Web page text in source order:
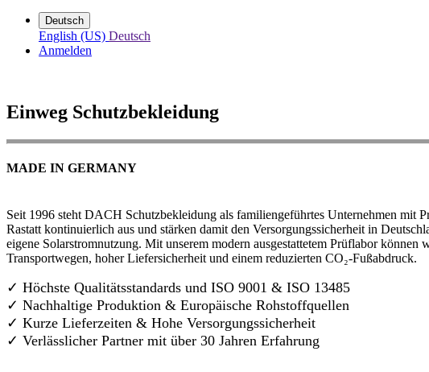
Deutsch
English (US) Deutsch
Anmelden
Einweg Schutzbekleidung
MADE IN GERMANY
Seit 1996 steht DACH Schutzbekleidung als familiengeführtes Unternehmen mit
Rastatt kontinuierlich aus und stärken damit den Versorgungssicherheit in
eigene Solarstromnutzung. Mit unserem modern ausgestattetem Prüflabor
Transportwegen, hoher Liefersicherheit und einem reduzierten CO₂-Fußabdruck.
✓ Höchste Qualitätsstandards und ISO 9001 & ISO 13485
✓ Nachhaltige Produktion & Europäische Rohstoffquellen
✓ Kurze Lieferzeiten & Hohe Versorgungssicherheit
✓ Verlässlicher Partner mit über 30 Jahren Erfahrung